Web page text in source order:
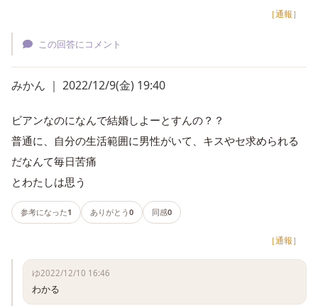
［通報］
この回答にコメント
みかん ｜ 2022/12/9(金) 19:40
ビアンなのになんで結婚しよーとすんの？？
普通に、自分の生活範囲に男性がいて、キスやセ求められる
だなんて毎日苦痛
とわたしは思う
参考になった1 ありがとう 0 同感0
［通報］
ゆ2022/12/10 16:46
わかる